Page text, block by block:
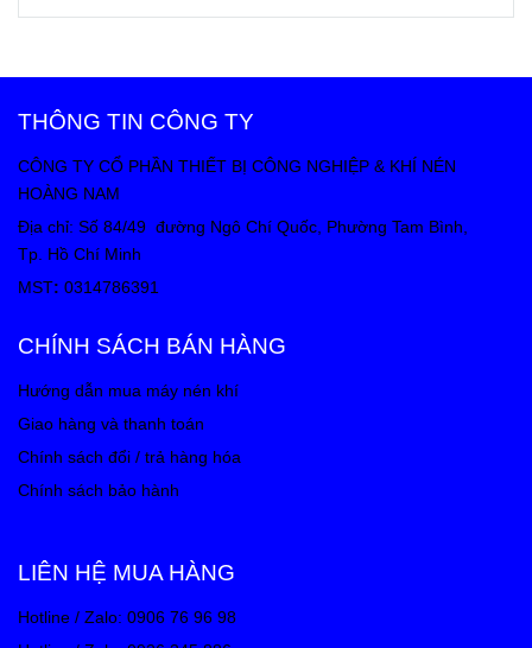
THÔNG TIN CÔNG TY
CÔNG TY CỔ PHẦN THIẾT BỊ CÔNG NGHIỆP & KHÍ NÉN
HOÀNG NAM
Địa chỉ: Số 84/49 đường Ngô Chí Quốc, Phường Tam Bình,
Tp. Hồ Chí Minh
MST: 0314786391
CHÍNH SÁCH BÁN HÀNG
Hướng dẫn mua máy nén khí
Giao hàng và thanh toán
Chính sách đổi / trả hàng hóa
Chính sách bảo hành
LIÊN HỆ MUA HÀNG
Hotline / Zalo: 0906 76 96 98